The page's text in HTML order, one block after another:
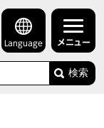
Language メニュー
検索